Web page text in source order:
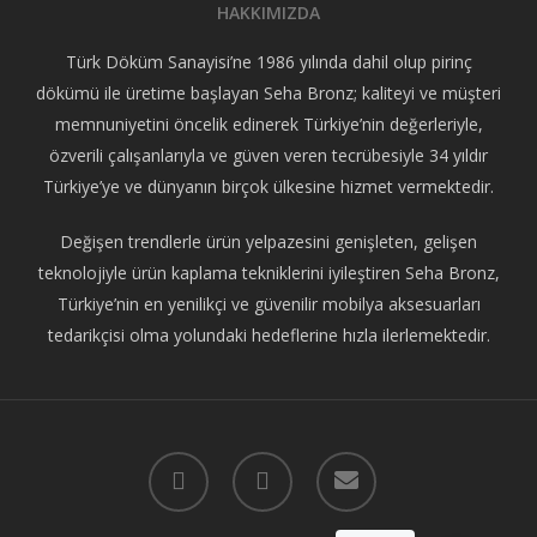
HAKKIMIZDA
Türk Döküm Sanayisi’ne 1986 yılında dahil olup pirinç
dökümü ile üretime başlayan Seha Bronz; kaliteyi ve müşteri
memnuniyetini öncelik edinerek Türkiye’nin değerleriyle,
özverili çalışanlarıyla ve güven veren tecrübesiyle 34 yıldır
Türkiye’ye ve dünyanın birçok ülkesine hizmet vermektedir.
Değişen trendlerle ürün yelpazesini genişleten, gelişen
teknolojiyle ürün kaplama tekniklerini iyileştiren Seha Bronz,
Türkiye’nin en yenilikçi ve güvenilir mobilya aksesuarları
tedarikçisi olma yolundaki hedeflerine hızla ilerlemektedir.
facebook instagram email